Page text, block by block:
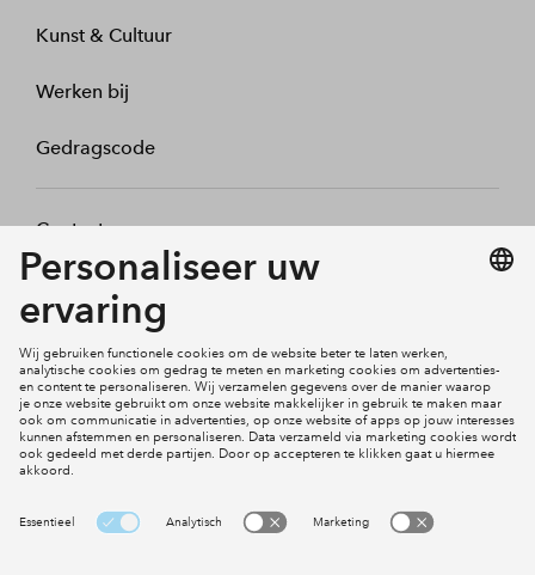
Kunst & Cultuur
Werken bij
Gedragscode
Contact
Mijn profiel
Social Media